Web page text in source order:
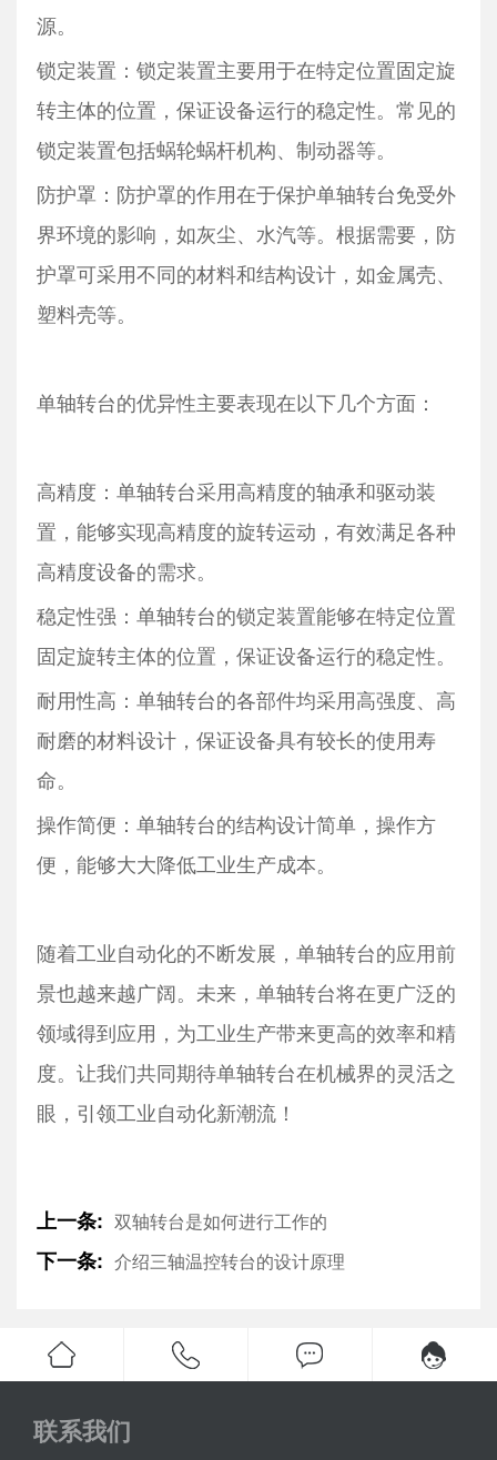
源。
锁定装置：锁定装置主要用于在特定位置固定旋
转主体的位置，保证设备运行的稳定性。常见的
锁定装置包括蜗轮蜗杆机构、制动器等。
防护罩：防护罩的作用在于保护单轴转台免受外
界环境的影响，如灰尘、水汽等。根据需要，防
护罩可采用不同的材料和结构设计，如金属壳、
塑料壳等。
单轴转台的优异性主要表现在以下几个方面：
高精度：单轴转台采用高精度的轴承和驱动装
置，能够实现高精度的旋转运动，有效满足各种
高精度设备的需求。
稳定性强：单轴转台的锁定装置能够在特定位置
固定旋转主体的位置，保证设备运行的稳定性。
耐用性高：单轴转台的各部件均采用高强度、高
耐磨的材料设计，保证设备具有较长的使用寿
命。
操作简便：单轴转台的结构设计简单，操作方
便，能够大大降低工业生产成本。
随着工业自动化的不断发展，单轴转台的应用前
景也越来越广阔。未来，单轴转台将在更广泛的
领域得到应用，为工业生产带来更高的效率和精
度。让我们共同期待单轴转台在机械界的灵活之
眼，引领工业自动化新潮流！
上一条: 双轴转台是如何进行工作的
下一条: 介绍三轴温控转台的设计原理
联系我们